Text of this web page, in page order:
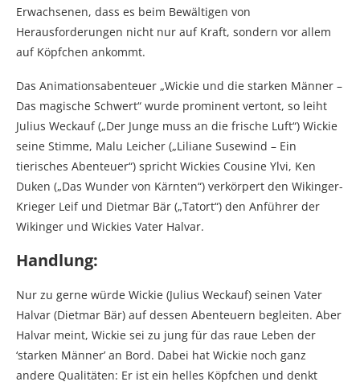
Erwachsenen, dass es beim Bewältigen von
Herausforderungen nicht nur auf Kraft, sondern vor allem
auf Köpfchen ankommt.
Das Animationsabenteuer „Wickie und die starken Männer –
Das magische Schwert“ wurde prominent vertont, so leiht
Julius Weckauf („Der Junge muss an die frische Luft“) Wickie
seine Stimme, Malu Leicher („Liliane Susewind – Ein
tierisches Abenteuer“) spricht Wickies Cousine Ylvi, Ken
Duken („Das Wunder von Kärnten“) verkörpert den Wikinger-
Krieger Leif und Dietmar Bär („Tatort“) den Anführer der
Wikinger und Wickies Vater Halvar.
Handlung:
Nur zu gerne würde Wickie (Julius Weckauf) seinen Vater
Halvar (Dietmar Bär) auf dessen Abenteuern begleiten. Aber
Halvar meint, Wickie sei zu jung für das raue Leben der
‘starken Männer’ an Bord. Dabei hat Wickie noch ganz
andere Qualitäten: Er ist ein helles Köpfchen und denkt